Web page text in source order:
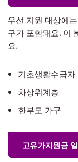
우선 지원 대상에
구가 포함돼요. 이
요.
기초생활수급자
차상위계층
한부모 가구
고유가지원금